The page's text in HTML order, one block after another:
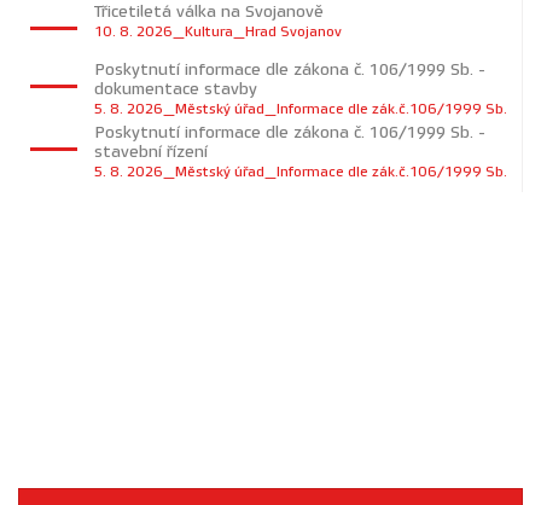
Třicetiletá válka na Svojanově
10. 8. 2026_Kultura_Hrad Svojanov
Poskytnutí informace dle zákona č. 106/1999 Sb. -
dokumentace stavby
5. 8. 2026_Městský úřad_Informace dle zák.č.106/1999 Sb.
Poskytnutí informace dle zákona č. 106/1999 Sb. -
stavební řízení
5. 8. 2026_Městský úřad_Informace dle zák.č.106/1999 Sb.